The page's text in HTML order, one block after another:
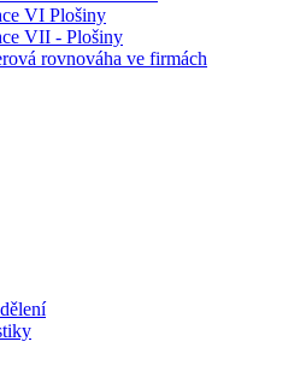
VI Plošiny
VII - Plošiny
rovnováha ve firmách